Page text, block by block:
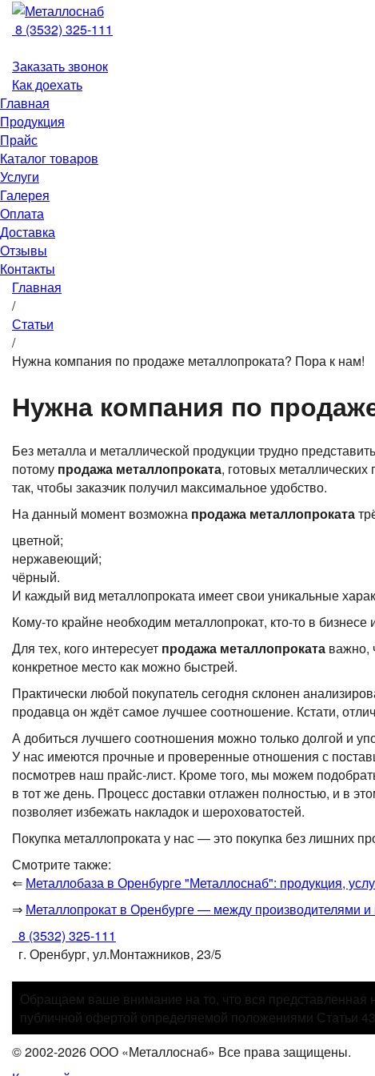
8 (3532) 325-111
Заказать звонок
Как доехать
Главная
Продукция
Прайс
Каталог товаров
Услуги
Галерея
Оплата
Доставка
Отзывы
Контакты
Главная
/
Статьи
/
Нужна компания по продаже металлопроката? Пора к нам!
Нужна компания по
Без металла и металлической продукции трудно
потому продажа металлопроката, готовых
так, чтобы заказчик получил максимальное удобство.
На данный момент возможна продажа металлопроката
цветной;
нержавеющий;
чёрный.
И каждый вид металлопроката имеет свои уникальные
Кому-то крайне необходим металлопрокат, кто-то в бизнесе
Для тех, кого интересует продажа металлопроката важно,
конкретное место как можно быстрей.
Практически любой покупатель сегодня склонен
продавца он ждёт самое лучшее соотношение. Кстати,
А добиться лучшего соотношения можно только долгой и
У нас имеются прочные и проверенные отношения с
посмотрев наш прайс-лист. Кроме того, мы можем
в тот же день. Процесс доставки отлажен полностью, и в
позволяет избежать накладок и шероховатостей.
Покупка металлопроката у нас — это покупка без лишних
Смотрите также:
⇐ Металлобаза в Оренбурге "Металлоснаб": продукция,
⇒ Металлопрокат в Оренбурге — между производителями и
8 (3532) 325-111
г. Оренбург, ул.Монтажников, 23/5
Обращаем ваше внимание на то, что вся представленная
публичной офертой определяемой положениями Статьи
© 2002-2026 ООО «Металлоснаб» Все права защищены.